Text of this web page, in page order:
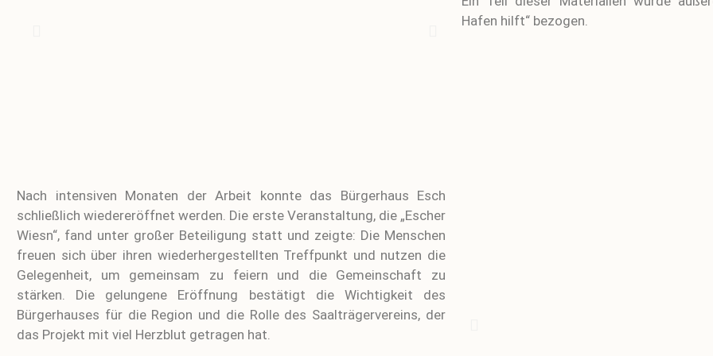
Hafen hilft“ bezogen.
Nach intensiven Monaten der Arbeit konnte das Bürgerhaus Esch
schließlich wiedereröffnet werden. Die erste Veranstaltung, die „Escher
Wiesn“, fand unter großer Beteiligung statt und zeigte: Die Menschen
freuen sich über ihren wiederhergestellten Treffpunkt und nutzen die
Gelegenheit, um gemeinsam zu feiern und die Gemeinschaft zu
stärken. Die gelungene Eröffnung bestätigt die Wichtigkeit des
Bürgerhauses für die Region und die Rolle des Saalträgervereins, der
das Projekt mit viel Herzblut getragen hat.